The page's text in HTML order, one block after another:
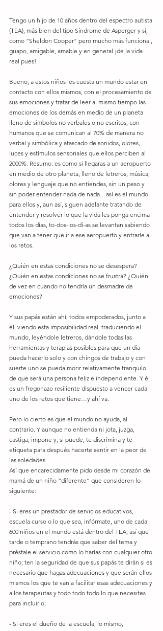
Tengo un hijo de 10 años dentro del espectro autista
(TEA), más bien del tipo Síndrome de Asperger y sí,
como “Sheldon Cooper” pero mucho más funcional,
guapo, amigable, amable y en general ¡de la vida
real pues!
Bueno, a estos niños les cuesta un mundo estar en
contacto con ellos mismos, con el procesamiento de
sus emociones y tratar de leer al mismo tiempo las
emociones de los demás en medio de un planeta
lleno de símbolos no verbales o no escritos, con
humanos que se comunican al 70% de manera no
verbal y simbólica y atascado de sonidos, olores,
luces y estímulos sensoriales que ellos perciben al
2000%. Resumo: es como si llegaras a un aeropuerto
en medio de otro planeta, lleno de letreros, música,
olores y lenguaje que no entiendes, sin un peso y
sin poder entender nada de nada…así es el mundo
para ellos y, aun así, siguen adelante tratando de
entender y resolver lo que la vida les ponga encima
todos los días, to-dos-los-dí-as se levantan sabiendo
que van a tener que ir a ese aeropuerto y entrarle a
los retos.
¿Quién en estas condiciones no se desespera?
¿Quién en estas condiciones no se frustra? ¿Quién
de vez en cuando no tendría un desmadre de
emociones?
Y sus papás están ahí, todos empoderados, junto a
él, viendo esta imposibilidad real, traduciendo el
mundo, leyéndole letreros, dándole todas las
herramientas y terapias posibles para que un día
pueda hacerlo solo y con chingos de trabajo y con
suerte uno se pueda morir relativamente tranquilo
de que será una persona feliz e independiente. Y él
es un fregonazo resiliente dispuesto a vencer cada
uno de los retos que tiene…y ahí va.
Pero lo cierto es que el mundo no ayuda, al
contrario. Y aunque no entienda ni jota, juzga,
castiga, impone y, si puede, te discrimina y te
etiqueta para después hacerte sentir en la peor de
las soledades.
Así que encarecidamente pido desde mi corazón de
mamá de un niño “diferente” que consideren lo
siguiente:
- Si eres un prestador de servicios educativos,
escuela curso o lo que sea, infórmate, uno de cada
600 niños en el mundo está dentro del TEA, así que
tarde o temprano tendrás que saber del tema y
préstale el servicio como lo harías con cualquier otro
niño; ten la seguridad de que sus papás te dirán si es
necesario que hagas adecuaciones y que serán ellos
mismos los que te van a facilitar esas adecuaciones y
a los terapeutas y todo todo todo lo que necesites
para incluirlo;
- Si eres el dueño de la escuela, lo mismo,